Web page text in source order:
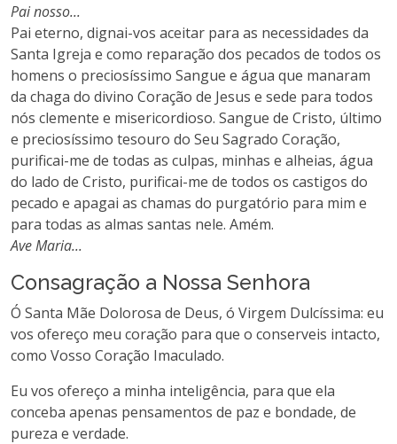
Pai nosso...
Pai eterno, dignai-vos aceitar para as necessidades da
Santa Igreja e como reparação dos pecados de todos os
homens o preciosíssimo Sangue e água que manaram
da chaga do divino Coração de Jesus e sede para todos
nós clemente e misericordioso. Sangue de Cristo, último
e preciosíssimo tesouro do Seu Sagrado Coração,
purificai-me de todas as culpas, minhas e alheias, água
do lado de Cristo, purificai-me de todos os castigos do
pecado e apagai as chamas do purgatório para mim e
para todas as almas santas nele. Amém.
Ave Maria...
Consagração a Nossa Senhora
Ó Santa Mãe Dolorosa de Deus, ó Virgem Dulcíssima: eu
vos ofereço meu coração para que o conserveis intacto,
como Vosso Coração Imaculado.
Eu vos ofereço a minha inteligência, para que ela
conceba apenas pensamentos de paz e bondade, de
pureza e verdade.